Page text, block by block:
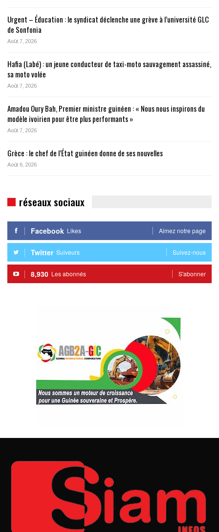
Urgent – Éducation : le syndicat déclenche une grève à l’université GLC
de Sonfonia
Août 7, 2026
Hafia (Labé) : un jeune conducteur de taxi-moto sauvagement assassiné,
sa moto volée
Août 7, 2026
Amadou Oury Bah, Premier ministre guinéen : « Nous nous inspirons du
modèle ivoirien pour être plus performants »
Août 7, 2026
Grèce : le chef de l’État guinéen donne de ses nouvelles
Août 6, 2026
réseaux sociaux
Facebook Likes Aimez notre page
Twitter Suiveurs Suivez-nous
8,930 Les abonnés S'abonner